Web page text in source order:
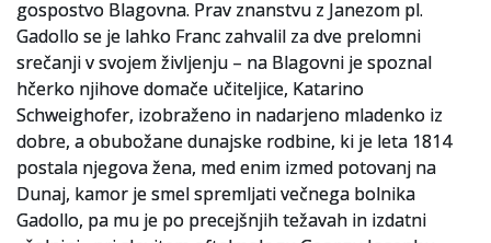
gospostvo Blagovna. Prav znanstvu z Janezom pl.
Gadollo se je lahko Franc zahvalil za dve prelomni
srečanji v svojem življenju – na Blagovni je spoznal
hčerko njihove domače učiteljice, Katarino
Schweighofer, izobraženo in nadarjeno mladenko iz
dobre, a obubožane dunajske rodbine, ki je leta 1814
postala njegova žena, med enim izmed potovanj na
Dunaj, kamor je smel spremljati večnega bolnika
Gadollo, pa mu je po precejšnjih težavah in izdatni